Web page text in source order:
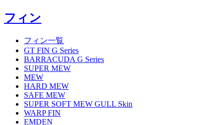
フィン
フィン一覧
GT FIN G Series
BARRACUDA G Series
SUPER MEW
MEW
HARD MEW
SAFE MEW
SUPER SOFT MEW GULL Skin
WARP FIN
EMDEN